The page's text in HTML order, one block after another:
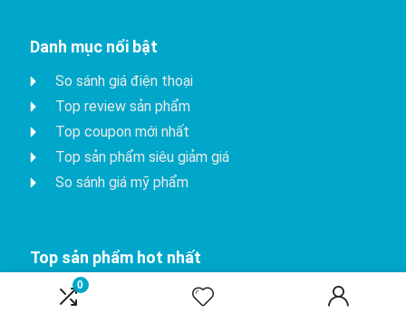
0
Danh mục nổi bật
So sánh giá điện thoại
Top review sản phẩm
Top coupon mới nhất
Top sản phẩm siêu giảm giá
So sánh giá mỹ phẩm
Top sản phẩm hot nhất
iPhone 15 Pro